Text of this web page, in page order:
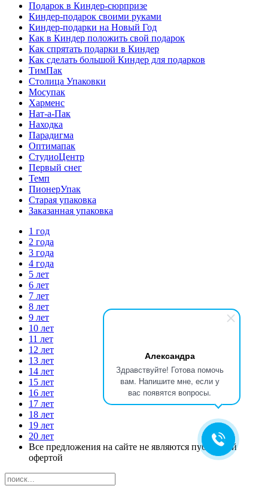
Александра
Здравствуйте! Готова помочь
вам. Напишите мне, если у
вас появятся вопросы.
Подарок в Киндер-сюрпризе
Киндер-подарок своими руками
Киндер-подарки на Новый Год
Как в Киндер положить свой подарок
Как спрятать подарки в Киндер
Как сделать большой Киндер для подарков
ТимПак
Столица Упаковки
Мосупак
Харменс
Нат-а-Пак
Находка
Парадигма
Оптимапак
СтудиоЦентр
Первый снег
Темп
ПионерУпак
Старая упаковка
Заказанная упаковка
1 год
2 года
3 года
4 года
5 лет
6 лет
7 лет
8 лет
9 лет
10 лет
11 лет
12 лет
13 лет
14 лет
15 лет
16 лет
17 лет
18 лет
19 лет
20 лет
Все предложения на сайте не являются публичной
офертой